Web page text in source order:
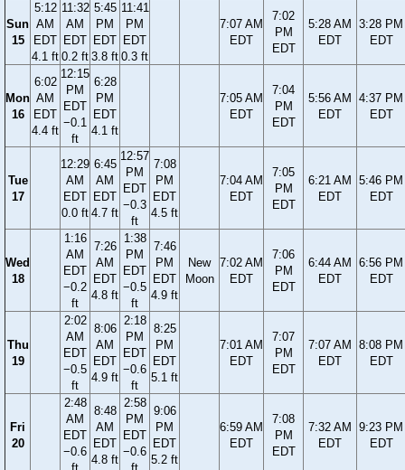
Sun
15
5:12
AM
EDT
4.1 ft
11:32
AM
EDT
0.2 ft
5:45
PM
EDT
3.8 ft
11:41
PM
EDT
0.3 ft
7:07 AM
EDT
7:02
PM
EDT
5:28 AM
EDT
3:28 PM
EDT
Mon
16
6:02
AM
EDT
4.4 ft
12:15
PM
EDT
−0.1
ft
6:28
PM
EDT
4.1 ft
7:05 AM
EDT
7:04
PM
EDT
5:56 AM
EDT
4:37 PM
EDT
Tue
17
12:29
AM
EDT
0.0 ft
6:45
AM
EDT
4.7 ft
12:57
PM
EDT
−0.3
ft
7:08
PM
EDT
4.5 ft
7:04 AM
EDT
7:05
PM
EDT
6:21 AM
EDT
5:46 PM
EDT
Wed
18
1:16
AM
EDT
−0.2
ft
7:26
AM
EDT
4.8 ft
1:38
PM
EDT
−0.5
ft
7:46
PM
EDT
4.9 ft
New
Moon
7:02 AM
EDT
7:06
PM
EDT
6:44 AM
EDT
6:56 PM
EDT
Thu
19
2:02
AM
EDT
−0.5
ft
8:06
AM
EDT
4.9 ft
2:18
PM
EDT
−0.6
ft
8:25
PM
EDT
5.1 ft
7:01 AM
EDT
7:07
PM
EDT
7:07 AM
EDT
8:08 PM
EDT
Fri
20
2:48
AM
EDT
−0.6
8:48
AM
EDT
4.8 ft
2:58
PM
EDT
−0.6
9:06
PM
EDT
5.2 ft
6:59 AM
EDT
7:08
PM
EDT
7:32 AM
EDT
9:23 PM
EDT